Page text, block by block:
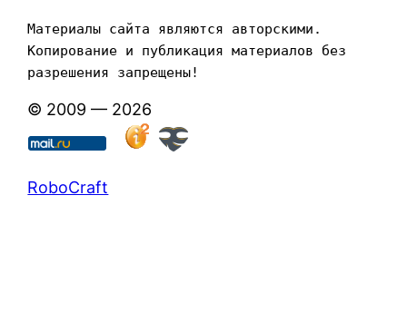
Материалы сайта являются авторскими.
Копирование и публикация материалов без
разрешения запрещены!
© 2009 — 2026
RoboCraft